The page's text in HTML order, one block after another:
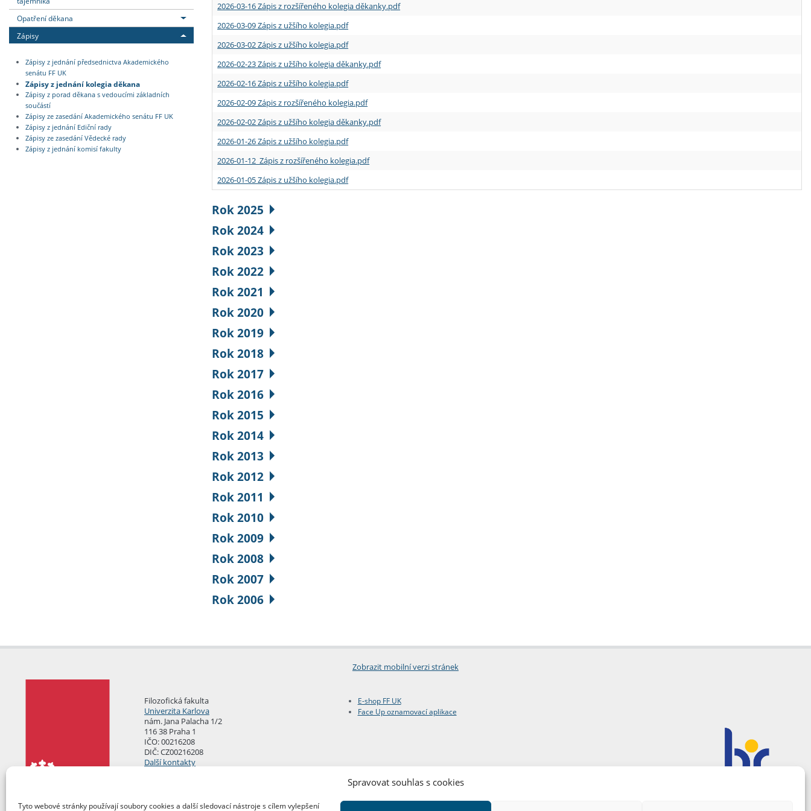
Spravovat souhlas s cookies
Tyto webové stránky používají soubory cookies a další sledovací nástroje s cílem vylepšení
Opatření děkana
Zápisy
Zápisy z jednání předsednictva Akademického
senátu FF UK
Zápisy z jednání kolegia děkana
Zápisy z porad děkana s vedoucími základních
součástí
Zápisy ze zasedání Akademického senátu FF UK
Zápisy z jednání Ediční rady
Zápisy ze zasedání Vědecké rady
Zápisy z jednání komisí fakulty
2026-03-16 Zápis z rozšířeného kolegia děkanky.pdf
2026-03-09 Zápis z užšího kolegia.pdf
2026-03-02 Zápis z užšího kolegia.pdf
2026-02-23 Zápis z užšího kolegia děkanky.pdf
2026-02-16 Zápis z užšího kolegia.pdf
2026-02-09 Zápis z rozšířeného kolegia.pdf
2026-02-02 Zápis z užšího kolegia děkanky.pdf
2026-01-26 Zápis z užšího kolegia.pdf
2026-01-12 Zápis z rozšířeného kolegia.pdf
2026-01-05 Zápis z užšího kolegia.pdf
Rok 2025
Rok 2024
Rok 2023
Rok 2022
Rok 2021
Rok 2020
Rok 2019
Rok 2018
Rok 2017
Rok 2016
Rok 2015
Rok 2014
Rok 2013
Rok 2012
Rok 2011
Rok 2010
Rok 2009
Rok 2008
Rok 2007
Rok 2006
Zobrazit mobilní verzi stránek
Filozofická fakulta
Univerzita Karlova
nám. Jana Palacha 1/2
116 38 Praha 1
IČO: 00216208
DIČ: CZ00216208
Další kontakty
E-shop FF UK
Face Up oznamovací aplikace